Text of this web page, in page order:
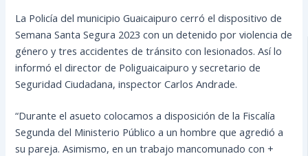
La Policía del municipio Guaicaipuro cerró el dispositivo de
Semana Santa Segura 2023 con un detenido por violencia de
género y tres accidentes de tránsito con lesionados. Así lo
informó el director de Poliguaicaipuro y secretario de
Seguridad Ciudadana, inspector Carlos Andrade.
“Durante el asueto colocamos a disposición de la Fiscalía
Segunda del Ministerio Público a un hombre que agredió a
su pareja. Asimismo, en un trabajo mancomunado con +